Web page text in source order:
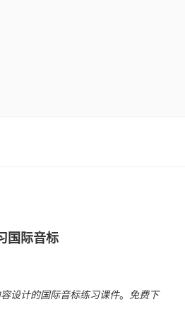
国际音标
设计的国际音标练习课件。 免费下